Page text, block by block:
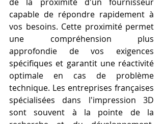
capable de répondre rapidement à
vos besoins. Cette proximité permet
une compréhension plus
approfondie de vos exigences
spécifiques et garantit une réactivité
optimale en cas de problème
technique. Les entreprises françaises
spécialisées dans l'impression 3D
sont souvent à la pointe de la